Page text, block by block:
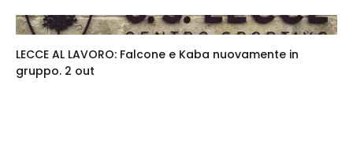
LECCE AL LAVORO: Falcone e Kaba nuovamente in
gruppo. 2 out